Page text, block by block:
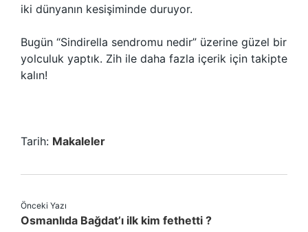
iki dünyanın kesişiminde duruyor.
Bugün “Sindirella sendromu nedir” üzerine güzel bir
yolculuk yaptık. Zih ile daha fazla içerik için takipte
kalın!
Tarih: Makaleler
Önceki Yazı
Osmanlıda Bağdat’ı ilk kim fethetti ?